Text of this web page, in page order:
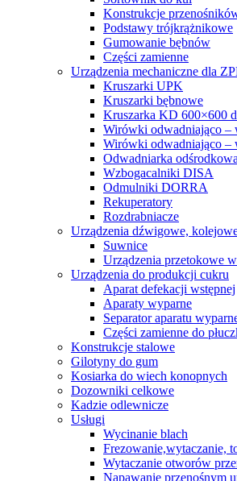
Konstrukcje
Podstawy trójkrążnikowe
Gumowanie bębnów
Części zamienne
Urządzenia mechaniczne dla
Kruszarki UPK
Kruszarki bębnowe
Kruszarka KD 600×600
Wirówki odwadniająco –
Wirówki odwadniająco –
Odwadniarka
Wzbogacalniki DISA
Odmulniki DORRA
Rekuperatory
Rozdrabniacze
Urządzenia dźwigowe,
Suwnice
Urządzenia przetokowe
Urządzenia do produkcji cukru
Aparat defekacji wstępnej
Aparaty wyparne
Separator aparatu
Części zamienne do
Konstrukcje stalowe
Gilotyny do gum
Kosiarka do wiech konopnych
Dozowniki celkowe
Kadzie odlewnicze
Usługi
Wycinanie blach
Frezowanie,wytaczanie,
Wytaczanie otworów
Napawanie przenośnym